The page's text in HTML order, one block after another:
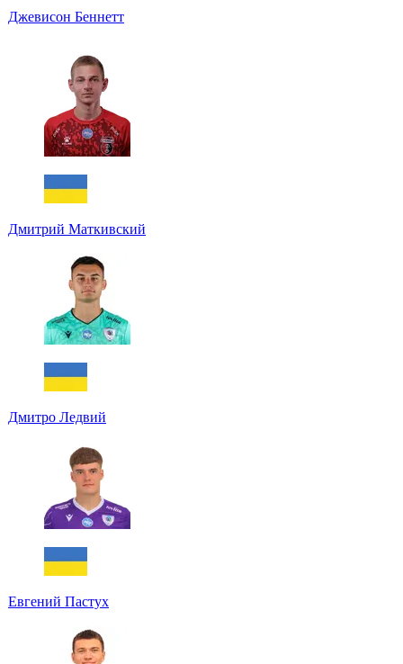
Джевисон Беннетт
Дмитрий Маткивский
Дмитро Ледвий
Евгений Пастух